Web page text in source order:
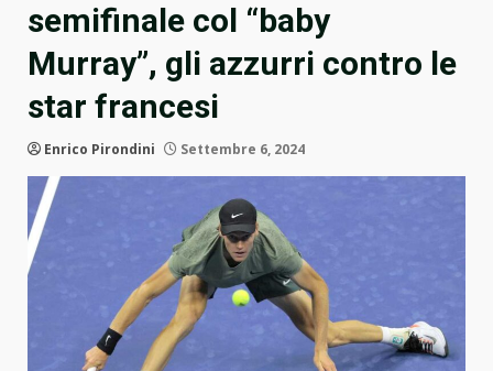
semifinale col “baby
Murray”, gli azzurri contro le
star francesi
Enrico Pirondini Settembre 6, 2024